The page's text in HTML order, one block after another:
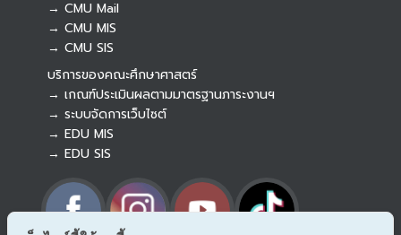
→ CMU Mail
→ CMU MIS
→ CMU SIS
บริการของคณะศึกษาศาสตร์
→ เกณฑ์ประเมินผลตามมาตรฐานภาระงานฯ
→ ระบบจัดการเว็บไซต์
→ EDU MIS
→ EDU SIS
Botnoi Assistant
Connecting…